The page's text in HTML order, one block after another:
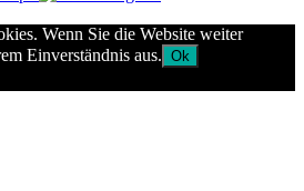
Wenn Sie die Website weiter
Einverständnis aus. Ok